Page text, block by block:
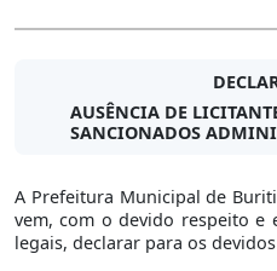
AUSÊNCIA DE
SANCIONADOS
A Prefeitura Municipal de
vem, com o devido respeito e
legais, declarar para os